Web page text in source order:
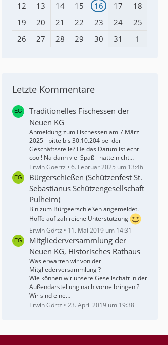
12
13 14 15 16 17
18
19
20 21 22 23 24
25
26
27 28 29 30 31 1
Letzte Kommentare
Traditionelles Fischessen der
Neuen KG
Anmeldung zum Fischessen am 7.März
2025 - bitte bis 30.10.204 bei der
Geschäftsstelle? He das Datum ist echt
cool! Na dann viel Spaß - hatte nicht…
Erwin Goertz
6. Februar 2025 um 13:46
Bürgerschießen (Schützenfest St.
Sebastianus Schützengesellschaft
Pulheim)
Bin zum Bürgeerschießen angemeldet.
Hoffe auf zahlreiche Unterstützung
Erwin Görtz
11. Mai 2019 um 14:31
Mitgliederversammlung der
Neuen KG, Historisches Rathaus
Was erwarten wir von der
Mitgliederversammlung ?
Wie können wir unsere Gesellschaft in der
Außendarstellung nach vorne bringen ?
Wir sind eine…
Erwin Görtz
23. April 2019 um 19:38